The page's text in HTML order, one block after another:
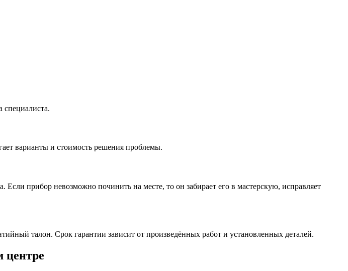
специалиста.
варианты и стоимость решения проблемы.
прибор невозможно починить на месте, то он забирает его в мастерскую, исправляет
талон. Срок гарантии зависит от произведённых работ и установленных деталей.
центре